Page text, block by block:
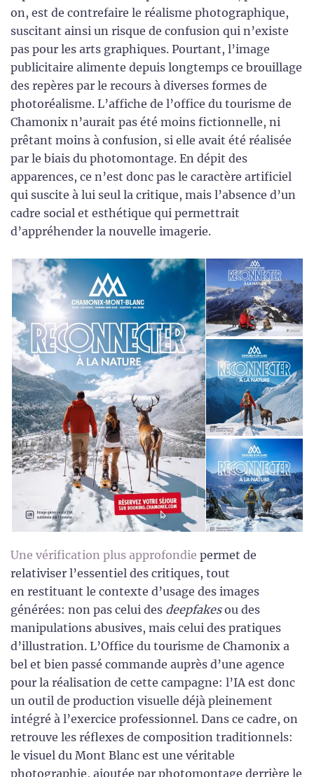
on, est de contrefaire le réalisme photographique,
suscitant ainsi un risque de confusion qui n’existe
pas pour les arts graphiques. Pourtant, l’image
publicitaire alimente depuis longtemps ce brouillage
des repères par le recours à diverses formes de
photoréalisme. L’affiche de l’office du tourisme de
Chamonix n’aurait pas été moins fictionnelle, ni
prêtant moins à confusion, si elle avait été réalisée
par le biais du photomontage. En dépit des
apparences, ce n’est donc pas le caractère artificiel
qui suscite à lui seul la critique, mais l’absence d’un
cadre social et esthétique qui permettrait
d’appréhender la nouvelle imagerie.
Une vérification plus approfondie permet de
relativiser l’essentiel des critiques, tout
en restituant le contexte d’usage des images
générées: non pas celui des deepfakesou des
manipulations abusives, mais celui des pratiques
d’illustration. L’Office du tourisme de Chamonix a
bel et bien passé commande auprès d’une agence
pour la réalisation de cette campagne: l’IA est donc
un outil de production visuelle déjà pleinement
intégré à l’exercice professionnel. Dans ce cadre, on
retrouve les réflexes de composition traditionnels:
le visuel du Mont Blanc est une véritable
photographie, ajoutée par photomontage derrière le